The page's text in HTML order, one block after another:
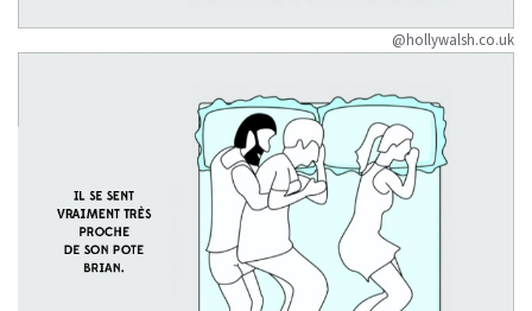
@hollywalsh.co.uk